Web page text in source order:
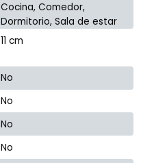
Cocina, Comedor,
Dormitorio, Sala de estar
11 cm
No
No
No
No